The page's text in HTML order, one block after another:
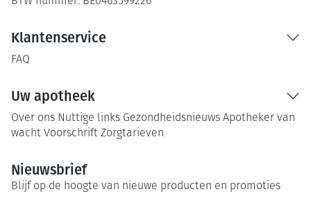
Klantenservice
FAQ
Uw apotheek
Over ons Nuttige links Gezondheidsnieuws Apotheker van
wacht Voorschrift Zorgtarieven
Nieuwsbrief
Blijf op de hoogte van nieuwe producten en promoties